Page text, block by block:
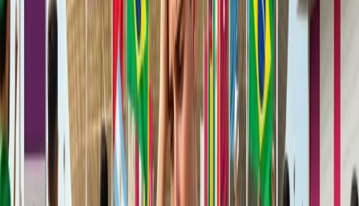
TAP Miles&Go Navigator
Puede actualizar su vuelo en la clase business por gratis
Consigue el servicio de wifi por gratis en viaje corto y largo
El acceso de salón y la prioridad de check-in y embarcarse en
Reserva ele asiento por gratis
Gana 50% extra millas y plus
¿Como remedir las millas de TAP
Airlines?